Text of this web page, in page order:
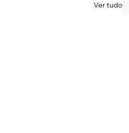
Ver tudo